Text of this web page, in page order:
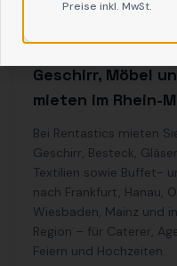
Geschirr, Möbel
mieten im Rhein-
Bei Rentastics mieten
Geschirr, Besteck,
Textilien sowie Buffet-
nach Frankfurt, Hanau,
Wiesbaden, Mainz und
Region – für Caterer,
Feiern und Hochzeiten.
Preise inkl. MwSt.